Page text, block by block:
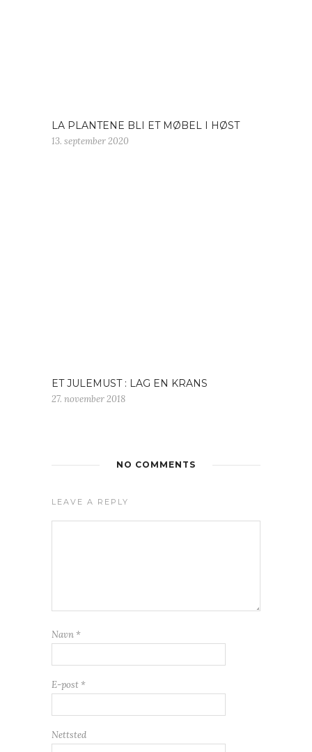
LA PLANTENE BLI ET MØBEL I HØST
13. september 2020
ET JULEMUST : LAG EN KRANS
27. november 2018
NO COMMENTS
LEAVE A REPLY
Navn *
E-post *
Nettsted